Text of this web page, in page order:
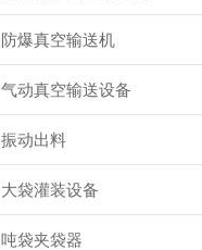
防爆真空输送机
气动真空输送设备
振动出料
大袋灌装设备
吨袋夹袋器